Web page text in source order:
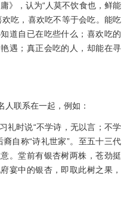
》，认为“人莫不饮食也，鲜能
吃，喜欢吃不等于会吃。能吃
道自已在吃些什么；喜欢吃的
遇；真正会吃的人，却能在寻
人联系在一起，例如：
时说“不学诗，无以言；不学
自称“诗礼世家”。至五十三代
。堂前有银杏树两株，苍劲挺
宴中的银杏，即取此树之果，